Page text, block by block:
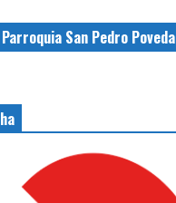
San Pedro Poveda